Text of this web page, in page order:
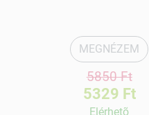
MEGNÉZEM
5850 Ft
5329 Ft
Elérhetõ